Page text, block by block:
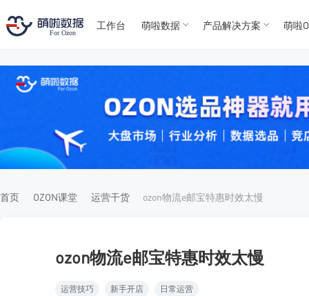
For
For
工作台 萌啦数据 产品解决方案 萌啦
首页 OZON课堂 运营干货 ozon物流e邮宝特惠时效太慢
ozon物流e邮宝特惠时效太慢
运营技巧 新手开店 日常运营